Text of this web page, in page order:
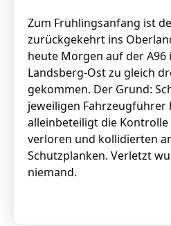
Zum Frühlingsanfang ist
zurückgekehrt ins
heute Morgen auf der A96
Landsberg-Ost zu gleich
gekommen. Der Grund:
jeweiligen Fahrzeugführer
alleinbeteiligt die
verloren und kollidierten
Schutzplanken. Verletzt
niemand.